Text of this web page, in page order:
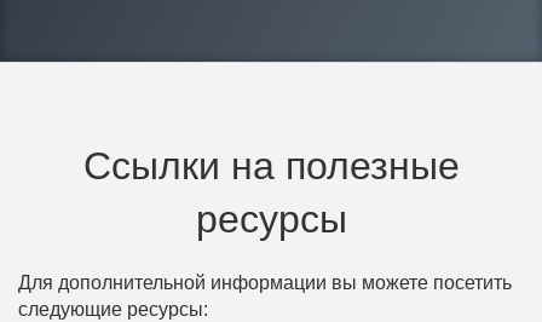
Ссылки на полезные
ресурсы
Для дополнительной информации вы можете посетить
следующие ресурсы: